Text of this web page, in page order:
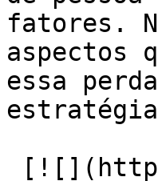
fatores.
aspectos
essa